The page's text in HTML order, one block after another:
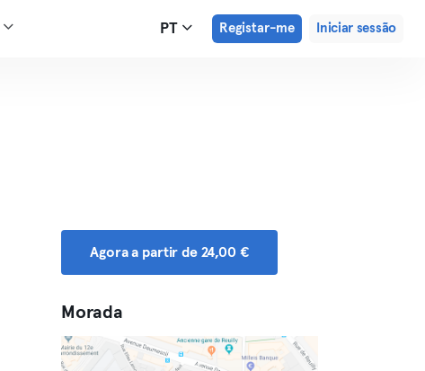
PT Registar-me Iniciar sessão
Agora a partir de 24,00 €
Morada